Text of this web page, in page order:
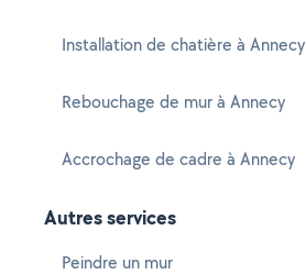
Installation de chatière à Annecy
Rebouchage de mur à Annecy
Accrochage de cadre à Annecy
Autres services
Peindre un mur